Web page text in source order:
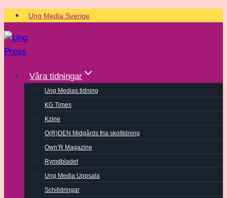
Skip
to
content
Ung Media Sverige
Våra tidningar
Ung Medias tidning
KG Times
Kzine
O(R)DEN Midgårds fria skoltidning
Own’R Magazine
Rymdbladet
Ung Media Uppsala
Schilldringar